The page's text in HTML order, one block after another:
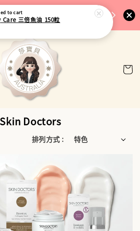
館96折・指定品牌88折｜滿
再折$100
🚚 台
Skin Doctors
排列方式 :